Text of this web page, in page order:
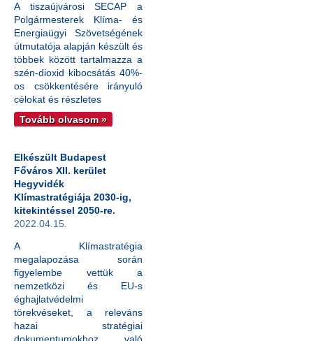
A tiszaújvárosi SECAP a
Polgármesterek Klíma- és
Energiaügyi Szövetségének
útmutatója alapján készült és
többek között tartalmazza a
szén-dioxid kibocsátás 40%-
os csökkentésére irányuló
célokat és részletes
Tovább olvasom »
Elkészült Budapest
Főváros XII. kerület
Hegyvidék
Klímastratégiája 2030-ig,
kitekintéssel 2050-re.
2022.04.15.
A Klímastratégia
megalapozása során
figyelembe vettük a
nemzetközi és EU-s
éghajlatvédelmi
törekvéseket, a releváns
hazai stratégiai